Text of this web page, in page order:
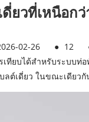
ดี่ยวที่เหนือ
02-26 ● 12
ทียบได้สำหรับระบบ
เดี่ยว ในขณะเดียว